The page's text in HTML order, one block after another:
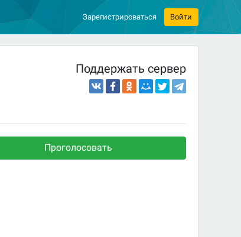
Зарегистрироваться Войти
Поддержать сервер
Проголосовать